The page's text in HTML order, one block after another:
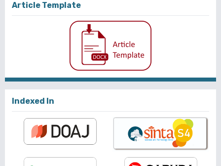
Article Template
Indexed In